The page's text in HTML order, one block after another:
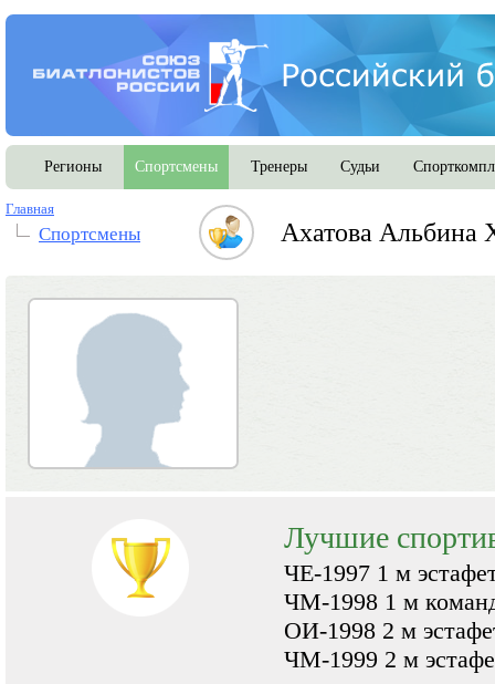
Регионы Спортсмены Тренеры Судьи
Главная
Спортсмены Ахатова Альбина
Лучшие
ЧЕ-1997 1 м
ЧМ-1998 1 м
ОИ-1998 2 м
ЧМ-1999 2 м